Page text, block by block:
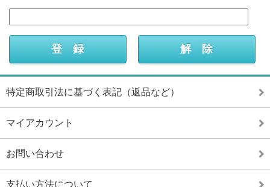
特定商取引法に基づく表記（返品など）
マイアカウント
お問い合わせ
支払い方法について